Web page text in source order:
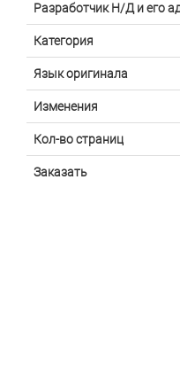
Разработчик Н/Д и его
Категория
Язык оригинала
Изменения
Кол-во страниц
Заказать